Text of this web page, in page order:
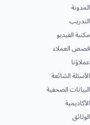
المدونة
التدريب
مكتبة الفيديو
قصص العملاء
عملاؤنا
الأسئلة الشائعة
البيانات الصحفية
الأكاديمية
الوثائق